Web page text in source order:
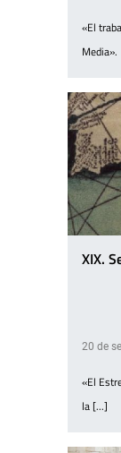
«El
Media».
XIX.
20 de
«El
la [...]